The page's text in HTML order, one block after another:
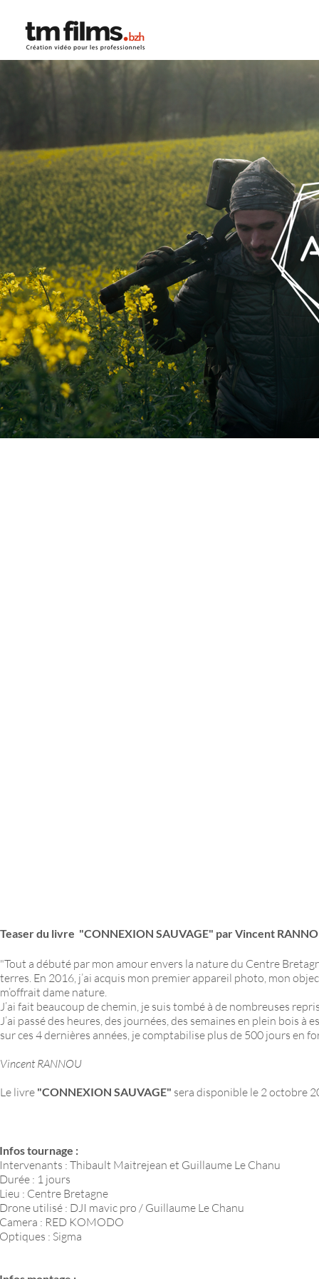
Teaser du livre "CONNEXION SAUVAGE" par Vincent
"Tout a débuté par mon amour envers la nature du Centre
terres. En 2016, j’ai acquis mon premier appareil photo, mon
m’offrait dame nature.
J’ai fait beaucoup de chemin, je suis tombé à de nombreuses
J’ai passé des heures, des journées, des semaines en plein bois
sur ces 4 dernières années, je comptabilise plus de 500 jours en
Vincent RANNOU
Le livre "CONNEXION SAUVAGE" sera disponible le 2 octobre
Infos tournage :
Intervenants : Thibault Maitrejean et Guillaume Le Chanu
Durée : 1 jours
Lieu : Centre Bretagne
Drone utilisé : DJI mavic pro / Guillaume Le Chanu
Camera : RED KOMODO
Optiques : Sigma